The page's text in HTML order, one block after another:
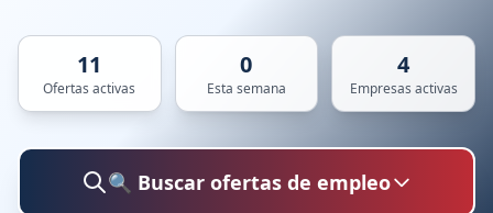
11
Ofertas activas
0
Esta semana
4
Empresas activas
🔍 Buscar ofertas de empleo